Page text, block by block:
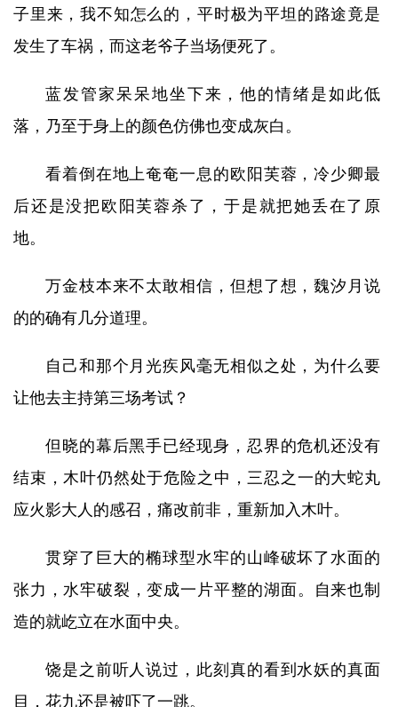
子里来，我不知怎么的，平时极为平坦的路途竟是
发生了车祸，而这老爷子当场便死了。
蓝发管家呆呆地坐下来，他的情绪是如此低
落，乃至于身上的颜色仿佛也变成灰白。
看着倒在地上奄奄一息的欧阳芙蓉，冷少卿最
后还是没把欧阳芙蓉杀了，于是就把她丢在了原
地。
万金枝本来不太敢相信，但想了想，魏汐月说
的的确有几分道理。
自己和那个月光疾风毫无相似之处，为什么要
让他去主持第三场考试？
但晓的幕后黑手已经现身，忍界的危机还没有
结束，木叶仍然处于危险之中，三忍之一的大蛇丸
应火影大人的感召，痛改前非，重新加入木叶。
贯穿了巨大的椭球型水牢的山峰破坏了水面的
张力，水牢破裂，变成一片平整的湖面。自来也制
造的就屹立在水面中央。
饶是之前听人说过，此刻真的看到水妖的真面
目，花九还是被吓了一跳。